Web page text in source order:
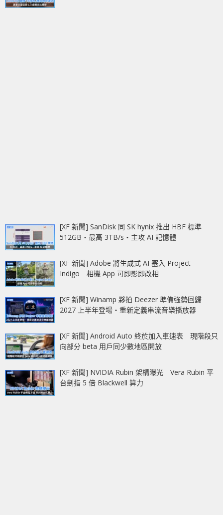
[XF 新聞] SanDisk 同 SK hynix 推出 HBF 標準
512GB‧最高 3TB/s‧主攻 AI 記憶體
[XF 新聞] Adobe 將生成式 AI 塞入 Project
Indigo 相機 App 可即影即改相
[XF 新聞] Winamp 夥拍 Deezer 準備強勢回歸
2027 上半年登場‧重新定義串流音樂播放器
[XF 新聞] Android Auto 終於加入車速表 現階段只
向部分 beta 用戶同少數地區開放
[XF 新聞] NVIDIA Rubin 架構曝光 Vera Rubin 平
台劍指 5 倍 Blackwell 算力